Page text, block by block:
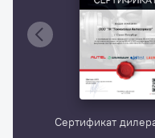
Сертификат